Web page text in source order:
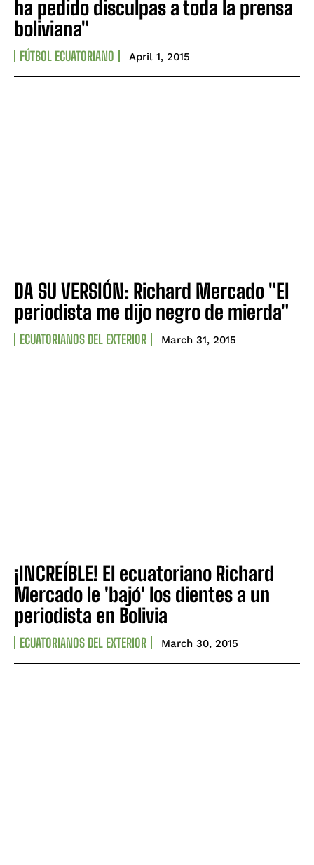
ha pedido disculpas a toda la prensa
boliviana"
FÚTBOL ECUATORIANO April 1, 2015
DA SU VERSIÓN: Richard Mercado "El
periodista me dijo negro de mierda"
ECUATORIANOS DEL EXTERIOR March 31, 2015
¡INCREÍBLE! El ecuatoriano Richard
Mercado le 'bajó' los dientes a un
periodista en Bolivia
ECUATORIANOS DEL EXTERIOR March 30, 2015